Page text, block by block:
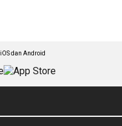
dan Android